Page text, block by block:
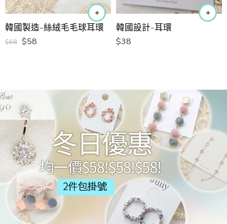
韓國製造-絲絨毛毛球耳環
$68 $58
韓國設計-耳環
$38